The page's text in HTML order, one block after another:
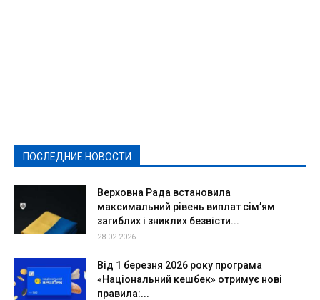
ПОСЛЕДНИЕ НОВОСТИ
Верховна Рада встановила
максимальний рівень виплат сім’ям
загиблих і зниклих безвісти...
28.02.2026
Від 1 березня 2026 року програма
«Національний кешбек» отримує нові
правила:...